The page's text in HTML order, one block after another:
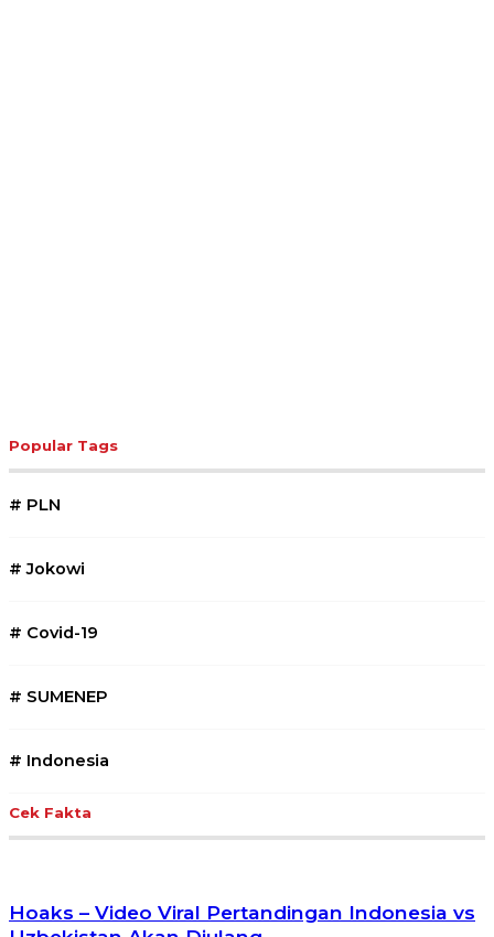
Popular Tags
# PLN
# Jokowi
# Covid-19
# SUMENEP
# Indonesia
Cek Fakta
Hoaks – Video Viral Pertandingan Indonesia vs